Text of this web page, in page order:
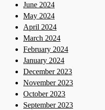
June 2024
May 2024
April 2024
March 2024
February 2024
January 2024
December 2023
November 2023
October 2023
September 2023